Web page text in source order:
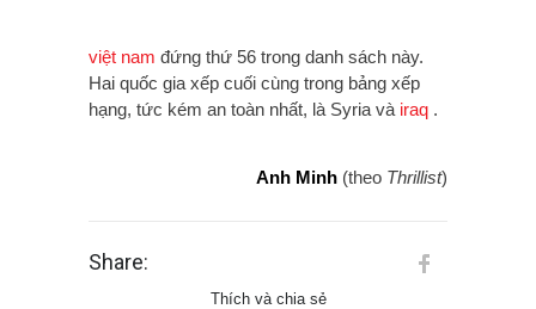
việt nam đứng thứ 56 trong danh sách này.
Hai quốc gia xếp cuối cùng trong bảng xếp
hạng, tức kém an toàn nhất, là Syria và iraq .
Anh Minh (theo Thrillist)
Share:
Thích và chia sẻ